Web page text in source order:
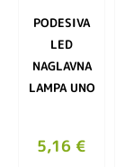
PODESIVA
LED
NAGLAVNA
LAMPA UNO
5,16 €